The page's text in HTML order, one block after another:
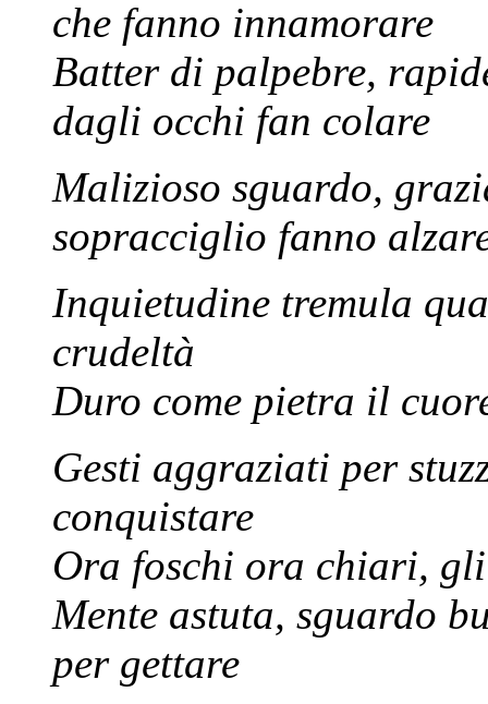
che fanno innamorare
Batter di palpebre,
dagli occhi fan colare
Malizioso sguardo,
sopracciglio fanno
Inquietudine tremula
crudeltà
Duro come pietra il
Gesti aggraziati per
conquistare
Ora foschi ora chiari,
Mente astuta, sguardo
per gettare